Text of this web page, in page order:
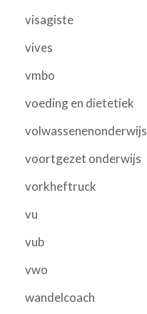
visagiste
vives
vmbo
voeding en dietetiek
volwassenenonderwijs
voortgezet onderwijs
vorkheftruck
vu
vub
vwo
wandelcoach